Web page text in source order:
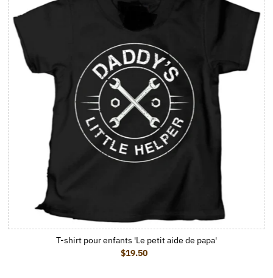
T-shirt pour enfants 'Le petit aide de papa'
Prix ordinaire
$19.50